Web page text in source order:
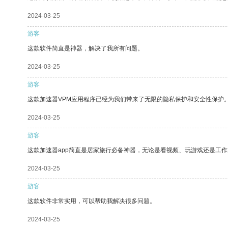
2024-03-25
游客
这款软件简直是神器，解决了我所有问题。
2024-03-25
游客
这款加速器VPM应用程序已经为我们带来了无限的隐私保护和安全性保护
2024-03-25
游客
这款加速器app简直是居家旅行必备神器，无论是看视频、玩游戏还是工
2024-03-25
游客
这款软件非常实用，可以帮助我解决很多问题。
2024-03-25